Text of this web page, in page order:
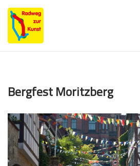
Skip
content
Bergfest Moritzberg